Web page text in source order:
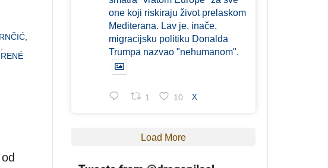
,
,
RENÉ
one koji riskiraju život prelaskom
Mediterana. Lav je, inače,
migracijsku politiku Donalda
Trumpa nazvao "nehumanom".
1 10 X
Load More